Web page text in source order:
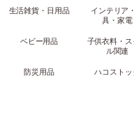
生活雑貨・日用品
インテリア
具・家電
ベビー用品
子供衣料・ス
ル関連
防災用品 ハコストッ